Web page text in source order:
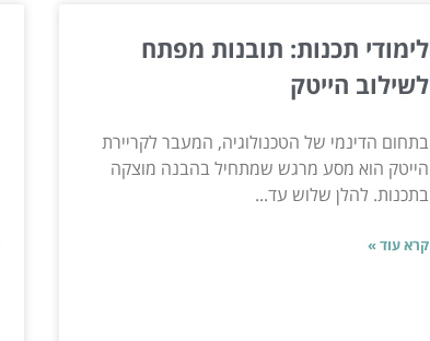
לימודי תכנות: תובנות מפתח
לשילוב הייטק
בתחום הדינמי של הטכנולוגיה, המעבר לקריירת
הייטק הוא מסע מרגש שמתחיל בהבנה מוצקה
בתכנות. להלן שלוש עד...
קרא עוד »